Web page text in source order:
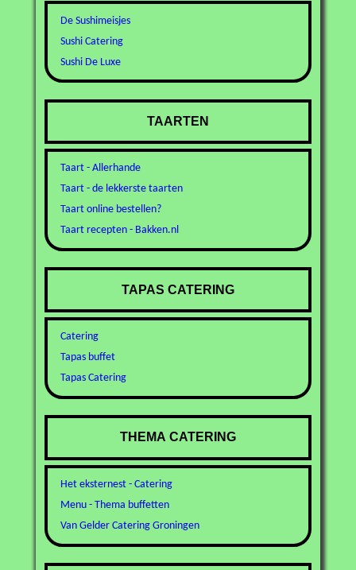
De Sushimeisjes
Sushi Catering
Sushi De Luxe
TAARTEN
Taart - Allerhande
Taart - de lekkerste taarten
Taart online bestellen?
Taart recepten - Bakken.nl
TAPAS CATERING
Catering
Tapas buffet
Tapas Catering
THEMA CATERING
Het eksternest - Catering
Menu - Thema buffetten
Van Gelder Catering Groningen